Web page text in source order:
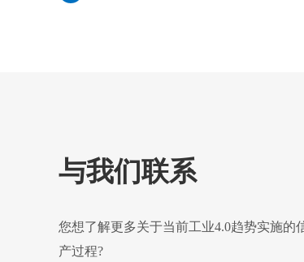
与我们联系
您想了解更多关于当前工业4.0趋势实施的
产过程?